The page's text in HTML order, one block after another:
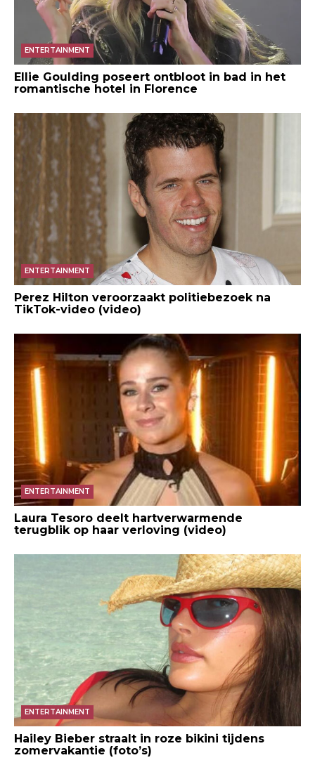
ENTERTAINMENT
Ellie Goulding poseert ontbloot in bad in het
romantische hotel in Florence
ENTERTAINMENT
Perez Hilton veroorzaakt politiebezoek na
TikTok-video (video)
ENTERTAINMENT
Laura Tesoro deelt hartverwarmende
terugblik op haar verloving (video)
ENTERTAINMENT
Hailey Bieber straalt in roze bikini tijdens
zomervakantie (foto’s)